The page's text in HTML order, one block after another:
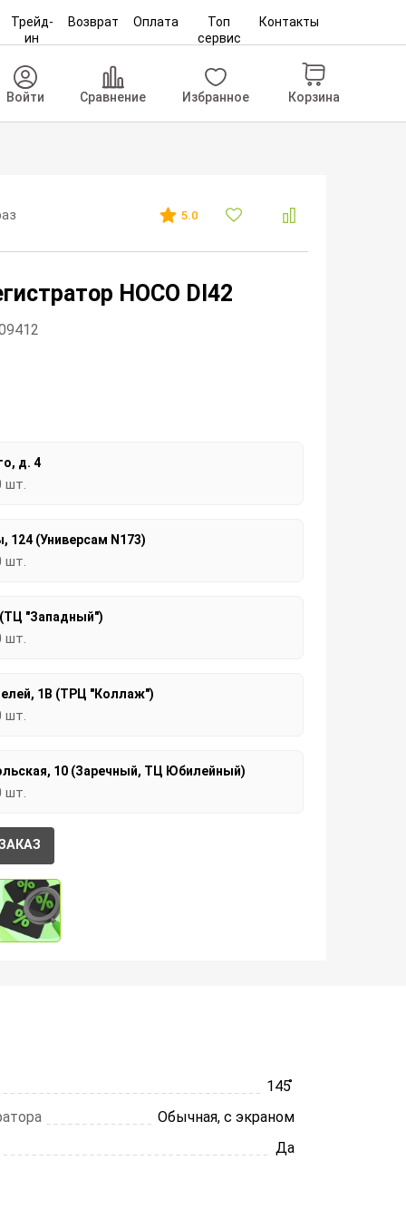
Трейд-
ин
Возврат Оплата
Топ
сервис
Контакты
Войти Сравнение Избранное Корзина
5.0
HOCO DI42
д. 4
шт.
124 (Универсам N173)
шт.
"Западный")
шт.
1В (ТРЦ "Коллаж")
шт.
10 (Заречный, ТЦ Юбилейный)
шт.
145 ̊
Обычная, с экраном
Да